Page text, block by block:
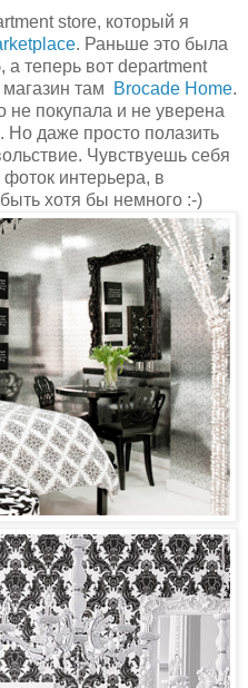
store, который я
. Раньше это была
а теперь вот department
там
Brocade Home.
не покупала и не уверена
Но даже просто полазить
Чувствуешь себя
фоток интерьера, в
хотя бы немного :-)